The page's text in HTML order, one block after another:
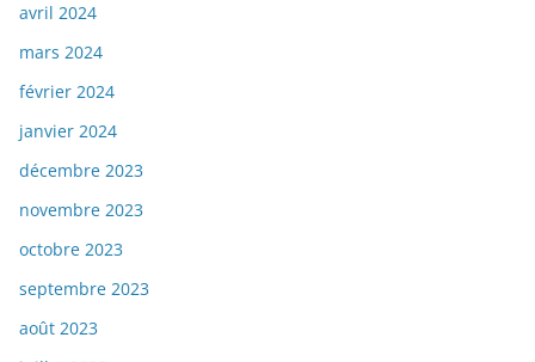
avril 2024
mars 2024
février 2024
janvier 2024
décembre 2023
novembre 2023
octobre 2023
septembre 2023
août 2023